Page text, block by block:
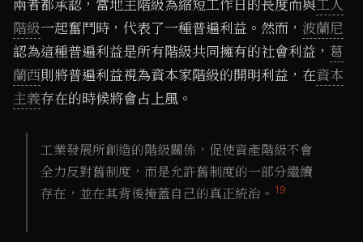
兩者都承認，當地主階級為縮短工作日的長度而與工人
階級一起奮鬥時，代表了一種普遍利益。然而， 波蘭尼
認為這種普遍利益是所有階級共同擁有的社會利益， 葛
蘭西則將普遍利益視為資本家階級的開明利益，在資本
主義存在的時候將會占上風。
工業發展所創造的階級關係，促使資產階級不會
全力反對舊制度，而是允許舊制度的一部分繼續
存在，並在其背後掩蓋自己的真正統治。 19